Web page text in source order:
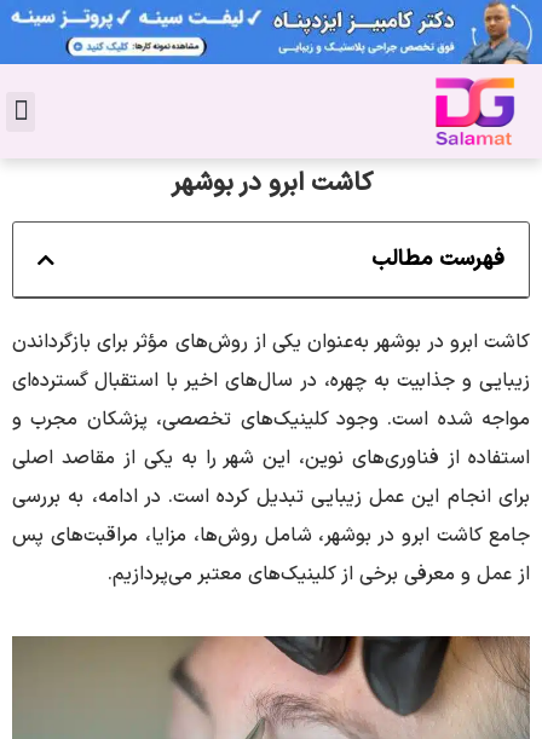
کاشت ابرو در بوشهر
فهرست مطالب
کاشت ابرو در بوشهر به‌عنوان یکی از روش‌های مؤثر برای بازگرداندن
زیبایی و جذابیت به چهره، در سال‌های اخیر با استقبال گسترده‌ای
مواجه شده است. وجود کلینیک‌های تخصصی، پزشکان مجرب و
استفاده از فناوری‌های نوین، این شهر را به یکی از مقاصد اصلی
برای انجام این عمل زیبایی تبدیل کرده است. در ادامه، به بررسی
جامع کاشت ابرو در بوشهر، شامل روش‌ها، مزایا، مراقبت‌های پس
از عمل و معرفی برخی از کلینیک‌های معتبر می‌پردازیم.